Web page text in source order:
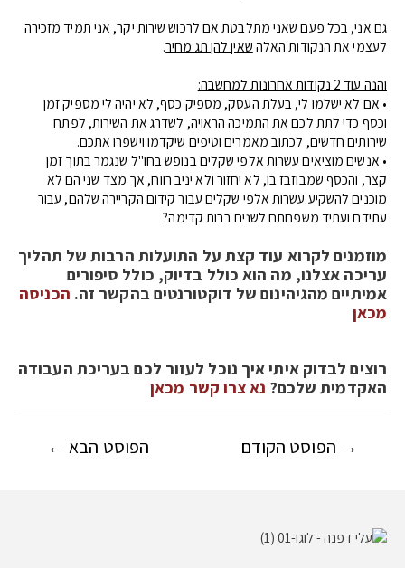
גם אני, בכל פעם שאני מתלבטת אם לרכוש שירות יקר, אני תמיד מזכירה
לעצמי את הנקודות האלה שאין להן תג מחיר.
והנה עוד 2 נקודות אחרונות למחשבה:
• אם לא ישלמו לי, בעלת העסק, מספיק כסף, לא יהיה לי מספיק זמן
וכסף כדי לתת לכם את התמיכה הראויה, לשדרג את השירות, לפתח
שירותים חדשים, לכתוב מאמרים וטיפים שיקדמו וישפרו אתכם.
• אנשים מוציאים עשרות אלפי שקלים בנופש בחו"ל שנגמר בתוך זמן
קצר, והכסף שמבוזבז בו, לא יחזור ולא יניב רווח, אך מצד שני הם לא
מוכנים להשקיע עשרות אלפי שקלים עבור קידום הקריירה שלהם, עבור
עתידם ועתיד משפחתם לשנים רבות קדימה?
מוזמנים לקרוא עוד קצת על התועלות הרבות של תהליך
עריכה אצלנו, מה הוא כולל בדיוק, כולל סיפורים
אמיתיים מהגיהינום של דוקטורנטים בהקשר זה. הכניסה
מכאן
רוצים לבדוק איתי איך נוכל לעזור לכם בעריכת העבודה
האקדמית שלכם? נא צרו קשר מכאן
→ הפוסט הקודם הפוסט הבא ←